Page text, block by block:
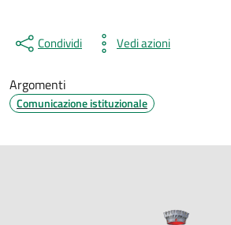
Condividi Vedi azioni
Argomenti
Comunicazione istituzionale